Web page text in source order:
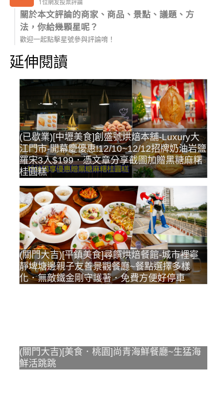
1位網友投票評論
關於本文評論的商家、商品、景點、議題、方
法，你給幾顆星呢？
歡迎一起點擊星號參與評論唷！
延伸閱讀
(已歇業)[中壢美食]創盛號烘焙本舖-Luxury大
江門市-開幕慶優惠!12/10~12/12招牌奶油岩鹽
羅宋3入$199．憑文章分享截圖加贈黑糖麻糬
桂圓糕
(關門大吉)[平鎮美食]尋饌烘焙餐館-城市裡寧
靜埤塘邊親子友善景觀餐廳~餐點選擇多樣
化．無敵鐵金剛守護著．免費方便好停車
(關門大吉)[美食．桃園]尚青海鮮餐廳~生猛海
鮮活跳跳